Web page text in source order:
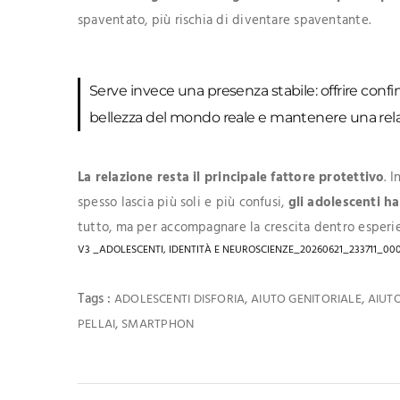
spaventato, più rischia di diventare spaventante.
Serve invece una presenza stabile: offrire
bellezza del mondo reale e mantenere una
La relazione resta il principale fattore protettivo.
spesso lascia più soli e più confusi, gli adolescenti
tutto, ma per accompagnare la crescita dentro
V3 _ADOLESCENTI, IDENTITÀ E
Tags : ADOLESCENTI DISFORIA,AIUTO GENITORIALE,
PELLAI, SMARTPHON